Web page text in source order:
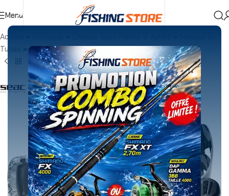
Menu
Accueil
Tubas
»Masque Seac EXTREME EVO S/BL CAMO GRIS